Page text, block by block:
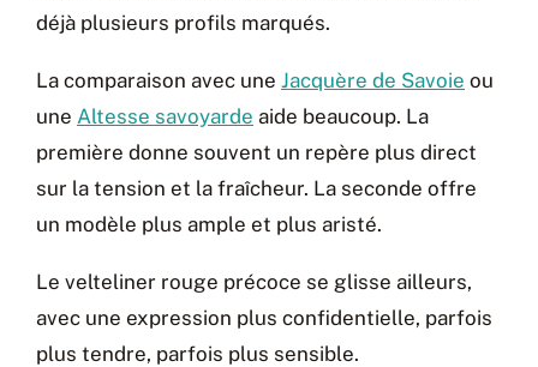
déjà plusieurs profils marqués.
La comparaison avec une Jacquère de Savoie ou
une Altesse savoyarde aide beaucoup. La
première donne souvent un repère plus direct
sur la tension et la fraîcheur. La seconde offre
un modèle plus ample et plus aristé.
Le velteliner rouge précoce se glisse ailleurs,
avec une expression plus confidentielle, parfois
plus tendre, parfois plus sensible.